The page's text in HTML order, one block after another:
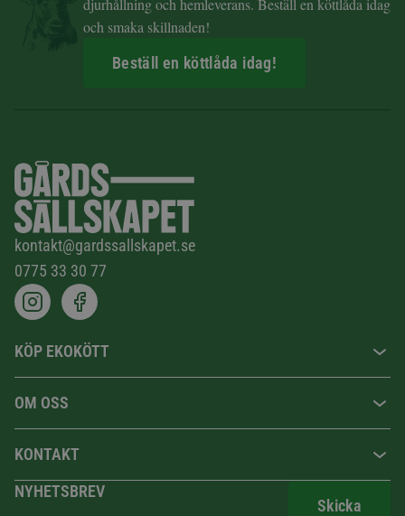
och smaka skillnaden!
Beställ en köttlåda idag!
kontakt@gardssallskapet.se
0775 33 30 77
KÖP EKOKÖTT
OM OSS
KONTAKT
NYHETSBREV
Skicka